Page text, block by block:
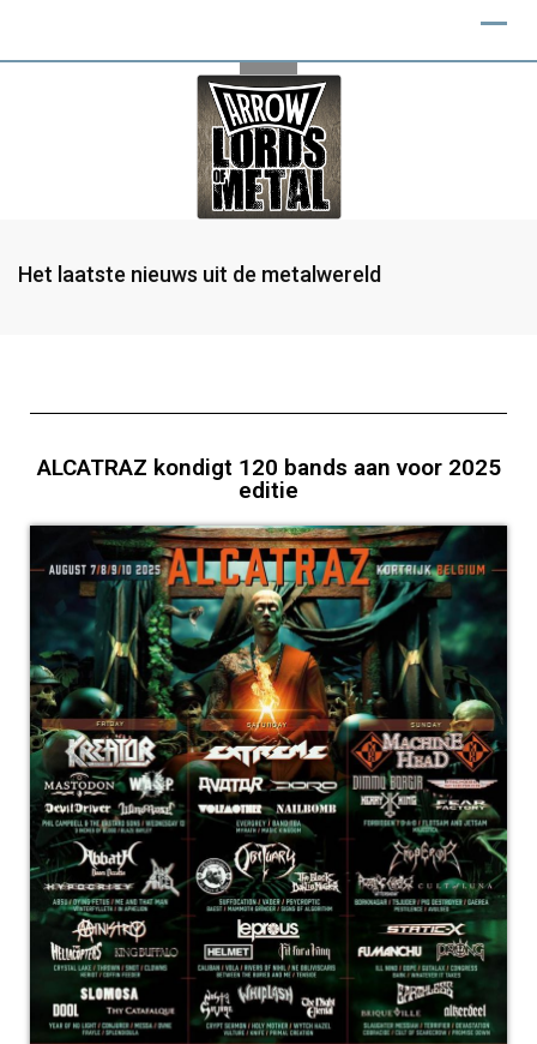
Het laatste nieuws uit de metalwereld
ALCATRAZ kondigt 120 bands aan voor 2025
editie